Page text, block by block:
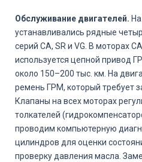
Обслуживание двигателей.
устанавливались рядные
серий CA, SR и VG. В моторах
используется цепной привод
около 150–200 тыс. км. На
ремень ГРМ, который требует
Клапаны на всех моторах
толкателей
проводим компьютерную
цилиндров для оценки
проверку давления масла.